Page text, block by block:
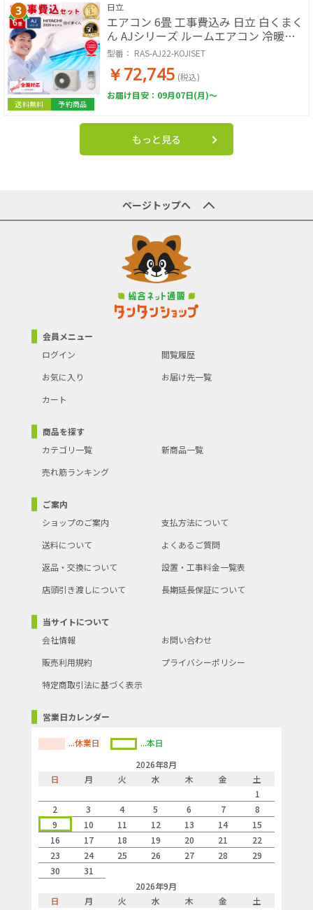
送料無料 予約商品
日立
エアコン 6畳 工事費込み 日立 白くまく
ん AJシリーズ ルームエアコン 冷暖房
単相100V RAS-AJ2226S-W 2026年モデ
ル スターホワイト 工事費込み 工事費込
工事込み 工事込 HITACHI
型番： RAS-AJ22-KOJISET
￥72,745 (税込)
お届け目安：09月07日(月)～
もっと見る
ページトップへ
会員メニュー
ログイン
閲覧履歴
お気に入り
お届け先一覧
カート
商品を探す
カテゴリ一覧
新商品一覧
売れ筋ランキング
ご案内
ショップのご案内
支払方法について
送料について
よくあるご質問
返品・交換について
設置・工事料金一覧表
店頭引き渡しについて
長期延長保証について
当サイトについて
会社情報
お問い合わせ
販売利用規約
プライバシーポリシー
特定商取引法に基づく表示
営業日カレンダー
...休業日
...本日
2026年8月
日
月 火 水 木 金
土
1
2
3 4 5 6 7
8
9
10 11 12 13 14
15
16
17 18 19 20 21
22
23
24 25 26 27 28
29
30
31
2026年9月
日
月 火 水 木 金
土